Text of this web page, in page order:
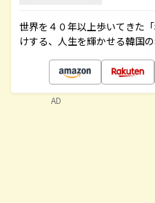
世界を４０年以上歩いてきた
けする、人生を輝かせる韓国
AD